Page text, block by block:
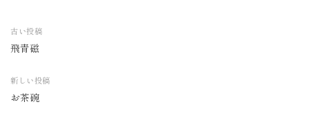
投
稿
ナ
ビ
古い投稿
飛青磁
新しい投稿
お茶碗